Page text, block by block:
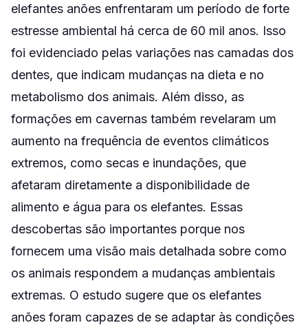
elefantes anões enfrentaram um período de forte
estresse ambiental há cerca de 60 mil anos. Isso
foi evidenciado pelas variações nas camadas dos
dentes, que indicam mudanças na dieta e no
metabolismo dos animais. Além disso, as
formações em cavernas também revelaram um
aumento na frequência de eventos climáticos
extremos, como secas e inundações, que
afetaram diretamente a disponibilidade de
alimento e água para os elefantes. Essas
descobertas são importantes porque nos
fornecem uma visão mais detalhada sobre como
os animais respondem a mudanças ambientais
extremas. O estudo sugere que os elefantes
anões foram capazes de se adaptar às condições